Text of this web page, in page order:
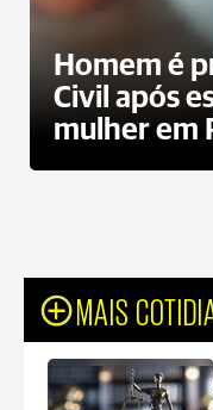
Homem é
Civil após
mulher em
MAIS